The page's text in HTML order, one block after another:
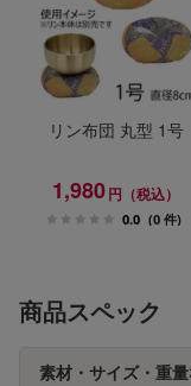
リン布団 丸型 1号
1,980円（税込）
0.0 (0 件)
商品スペック
素材・サイズ・重